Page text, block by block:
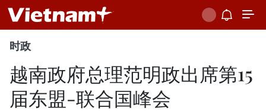
时政
越南政府总理范明政出席第15
届东盟-联合国峰会